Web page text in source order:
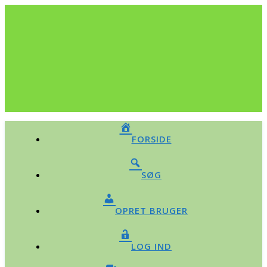
FORSIDE
SØG
OPRET BRUGER
LOG IND